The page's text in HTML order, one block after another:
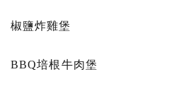
椒鹽炸雞堡
BBQ培根牛肉堡